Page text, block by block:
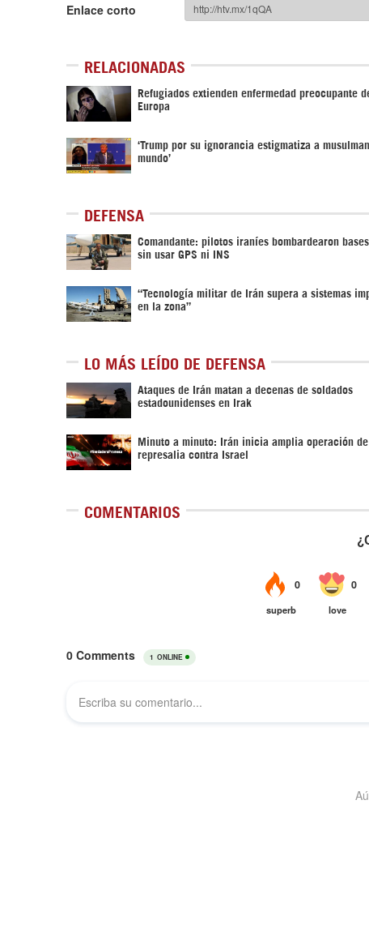
Enlace corto
RELACIONADAS
Refugiados extienden enfermedad preocupante
Europa
‘Trump por su ignorancia estigmatiza a
mundo’
DEFENSA
Comandante: pilotos iraníes bombardearon bases
sin usar GPS ni INS
“Tecnología militar de Irán supera a sistemas
en la zona”
LO MÁS LEÍDO DE DEFENSA
Ataques de Irán matan a decenas de soldados
estadounidenses en Irak
Minuto a minuto: Irán inicia amplia operación de
represalia contra Israel
COMENTARIOS